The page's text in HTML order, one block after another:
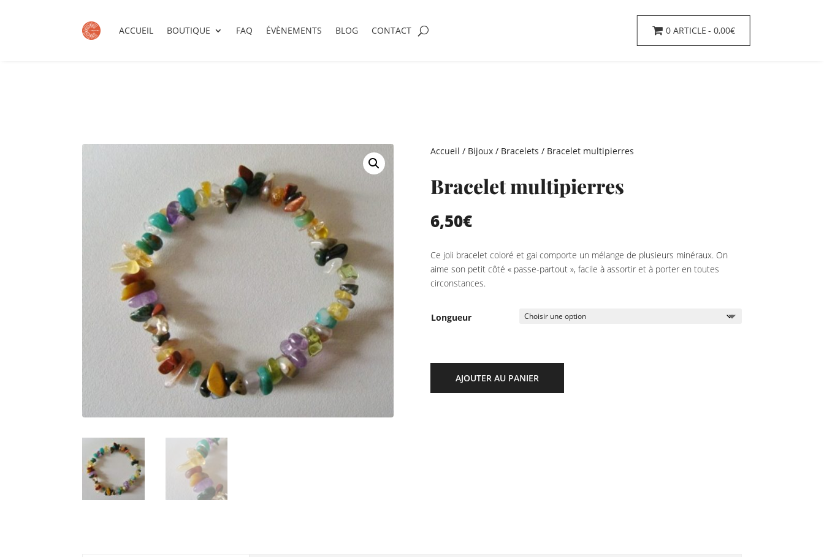
ACCUEIL BOUTIQUE FAQ ÉVÈNEMENTS BLOG CONTACT 0 ARTICLE 0,00€
Accueil / Bijoux/ Bracelets / Bracelet multipierres
Bracelet multipierres
6,50€
Ce joli bracelet coloré et gai comporte un mélange de plusieurs minéraux. On
aime son petit côté « passe-partout », facile à assortir et à porter en toutes
circonstances.
Longueur
AJOUTER AU PANIER